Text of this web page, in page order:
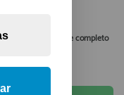
Ánodo Eje Radice completo
360,15€